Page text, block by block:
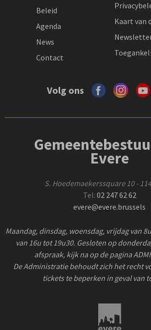
Beleid
Agenda
News
Contact
Kaart van
Volg ons
Evere
S. Hoedemaekerssquare 10 -
Tel: 02 247 62 62
evere@evere.brussels
Maandag, dinsdag, woensdag, vrijdag van
van 16u tot 19u30. Gesloten op
afspraak, kijk na op de pagina
De Administratie behoudt zich het recht
tickets te beperken in geval van